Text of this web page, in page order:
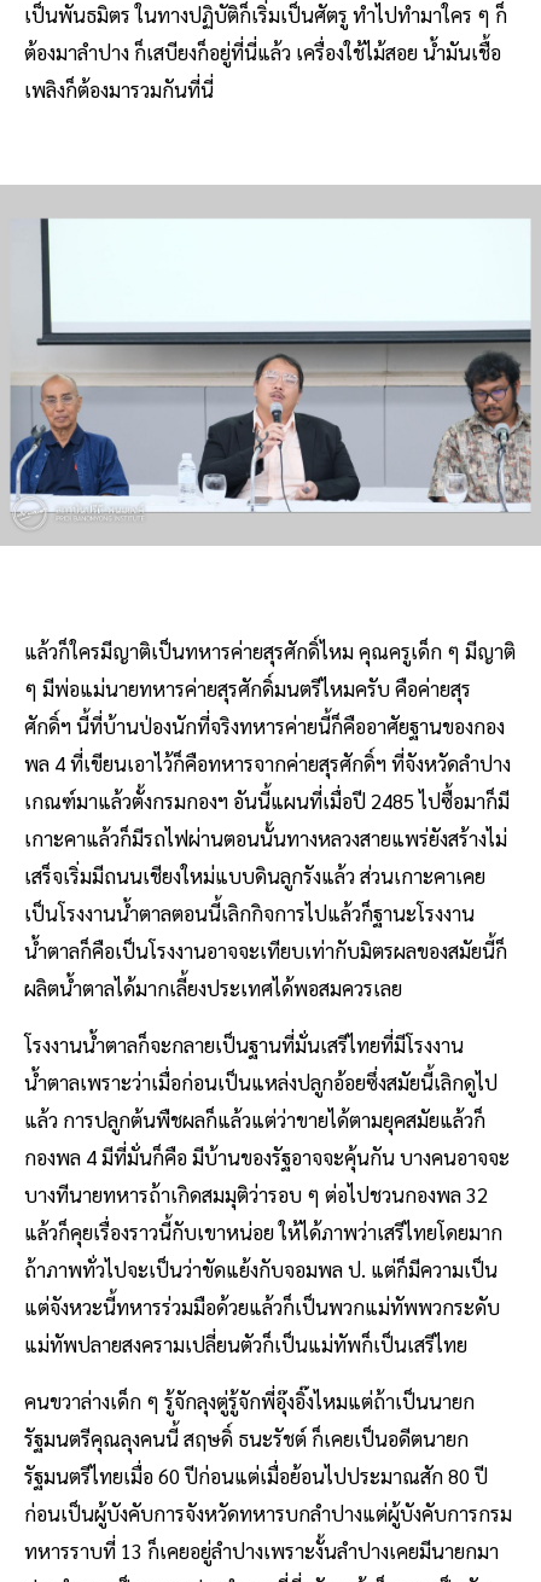
เป็นพันธมิตร ในทางปฏิบัติก็เริ่มเป็นศัตรู ทำไปทำมาใคร ๆ ก็
ต้องมาลำปาง ก็เสบียงก็อยู่ที่นี่แล้ว เครื่องใช้ไม้สอย น้ำมันเชื้อ
เพลิงก็ต้องมารวมกันที่นี่
แล้วก็ใครมีญาติเป็นทหารค่ายสุรศักดิ์ไหม คุณครูเด็ก ๆ มีญาติ
ๆ มีพ่อแม่นายทหารค่ายสุรศักดิ์มนตรีไหมครับ คือค่ายสุร
ศักดิ์ฯ นี้ที่บ้านป่องนักที่จริงทหารค่ายนี้ก็คืออาศัยฐานของกอง
พล 4 ที่เขียนเอาไว้ก็คือทหารจากค่ายสุรศักดิ์ฯ ที่จังหวัดลำปาง
เกณฑ์มาแล้วตั้งกรมกองฯ อันนี้แผนที่เมื่อปี 2485 ไปซื้อมาก็มี
เกาะคาแล้วก็มีรถไฟผ่านตอนนั้นทางหลวงสายแพร่ยังสร้างไม่
เสร็จเริ่มมีถนนเชียงใหม่แบบดินลูกรังแล้ว ส่วนเกาะคาเคย
เป็นโรงงานน้ำตาลตอนนี้เลิกกิจการไปแล้วก็ฐานะโรงงาน
น้ำตาลก็คือเป็นโรงงานอาจจะเทียบเท่ากับมิตรผลของสมัยนี้ก็
ผลิตน้ำตาลได้มากเลี้ยงประเทศได้พอสมควรเลย
โรงงานน้ำตาลก็จะกลายเป็นฐานที่มั่นเสรีไทยที่มีโรงงาน
น้ำตาลเพราะว่าเมื่อก่อนเป็นแหล่งปลูกอ้อยซึ่งสมัยนี้เลิกดูไป
แล้ว การปลูกต้นพืชผลก็แล้วแต่ว่าขายได้ตามยุคสมัยแล้วก็
กองพล 4 มีที่มั่นก็คือ มีบ้านของรัฐอาจจะคุ้นกัน บางคนอาจจะ
บางทีนายทหารถ้าเกิดสมมุติว่ารอบ ๆ ต่อไปชวนกองพล 32
แล้วก็คุยเรื่องราวนี้กับเขาหน่อย ให้ได้ภาพว่าเสรีไทยโดยมาก
ถ้าภาพทั่วไปจะเป็นว่าขัดแย้งกับจอมพล ป. แต่ก็มีความเป็น
แต่จังหวะนี้ทหารร่วมมือด้วยแล้วก็เป็นพวกแม่ทัพพวกระดับ
แม่ทัพปลายสงครามเปลี่ยนตัวก็เป็นแม่ทัพก็เป็นเสรีไทย
คนขวาล่างเด็ก ๆ รู้จักลุงตู่รู้จักพี่อุ๊งอิ๊งไหมแต่ถ้าเป็นนายก
รัฐมนตรีคุณลุงคนนี้ สฤษดิ์ ธนะรัชต์ ก็เคยเป็นอดีตนายก
รัฐมนตรีไทยเมื่อ 60 ปีก่อนแต่เมื่อย้อนไปประมาณสัก 80 ปี
ก่อนเป็นผู้บังคับการจังหวัดทหารบกลำปางแต่ผู้บังคับการกรม
ทหารราบที่ 13 ก็เคยอยู่ลำปางเพราะงั้นลำปางเคยมีนายกมา